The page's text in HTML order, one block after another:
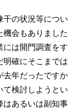
干の状況等につい
機会もありました
には開門調査をす
明確にそこまでは
去年だったですか
て検討しようとい
はあるいは副知事